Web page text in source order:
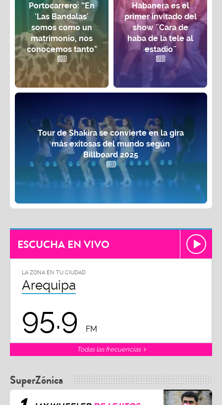
Portocarrero: “En
'Las Bandalas'
somos como un
matrimonio, nos
conocemos tanto"
Habanera es el
primer invitado del
show ¨Cara de
haba de la tele al
estadio¨
Tour de Shakira se convierte en la gira
más exitosas del mundo según
Billboard 2025
ESCUCHA EN VIVO
LA ZONA EN TU CIUDAD
Arequipa
95.9 FM
Todas las frecuencias
SuperZónica